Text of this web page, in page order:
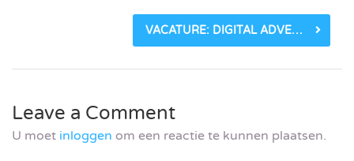
VACATURE: DIGITAL ADVERTISING MARKETEER BIJ FINDFACTORY_6003DDD09B6CB.JPEG
Leave a Comment
U moet inloggen om een reactie te kunnen plaatsen.